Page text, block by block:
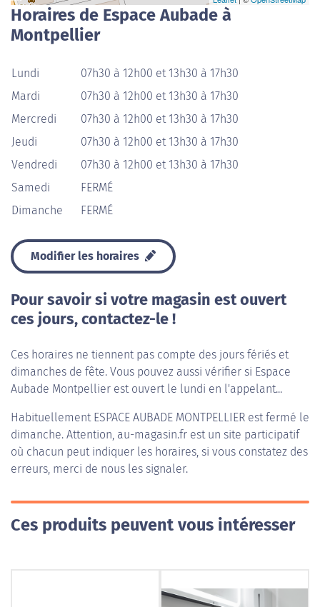
Horaires de Espace Aubade à
Montpellier
Lundi
07h30 à 12h00 et 13h30 à 17h30
Mardi
07h30 à 12h00 et 13h30 à 17h30
Mercredi
07h30 à 12h00 et 13h30 à 17h30
Jeudi
07h30 à 12h00 et 13h30 à 17h30
Vendredi
07h30 à 12h00 et 13h30 à 17h30
Samedi
FERMÉ
Dimanche
FERMÉ
Modifier les horaires
Pour savoir si votre magasin est ouvert
ces jours, contactez-le !
Ces horaires ne tiennent pas compte des jours fériés et
dimanches de fête. Vous pouvez aussi vérifier si Espace
Aubade Montpellier est ouvert le lundi en l'appelant...
Habituellement ESPACE AUBADE MONTPELLIER est fermé le
dimanche. Attention, au-magasin.fr est un site participatif
où chacun peut indiquer les horaires, si vous constatez des
erreurs, merci de nous les signaler.
Ces produits peuvent vous intéresser